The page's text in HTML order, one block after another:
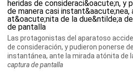
Las protagonistas del aparatoso
de consideración, y pudieron ponerse
instantánea, ante la mirada atónita de
captura de pantalla